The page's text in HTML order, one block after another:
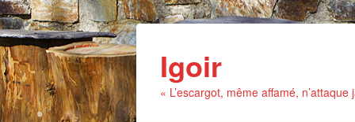
Igoir
« L’escargot, même affamé,